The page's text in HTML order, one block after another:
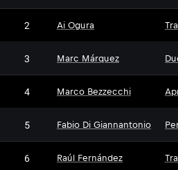
2 Ai Ogura
3 Marc Márquez
4 Marco Bezzecchi
5 Fabio Di Giannantonio
6 Raúl Fernández